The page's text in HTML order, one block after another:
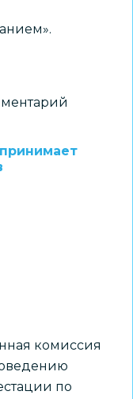
комиссия
по